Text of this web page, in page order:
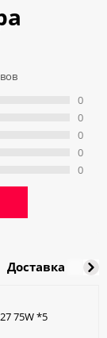
0
0
0
0
0
Доставка
75W *5